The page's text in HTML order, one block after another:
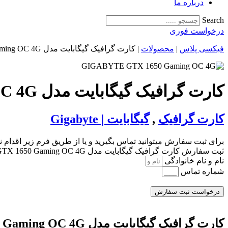
درباره ما
Search
درخواست فوری
فیکسی پلاس | محصولات | کارت گرافیک گیگابایت مدل GTX 1650 Gaming OC 4G
کارت گرافیک گیگابایت مدل GTX 1650 Gaming OC 4G
کارت گرافیک ,گیگابایت | Gigabyte
برای ثبت سفارش میتوانید تماس بگیرید و یا از طریق فرم زیر اقدام
ثبت سفارش کارت گرافیک گیگابایت مدل GTX 1650 Gaming OC 4G
نام و نام خانوادگی
شماره تماس
درخواست ثبت سفارش
کارت گرافیک گیگابایت مدل GTX 1650 Gaming OC 4G